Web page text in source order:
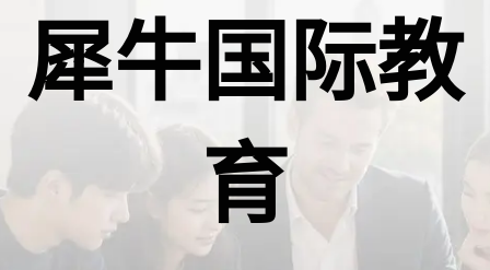
犀牛国际教
育